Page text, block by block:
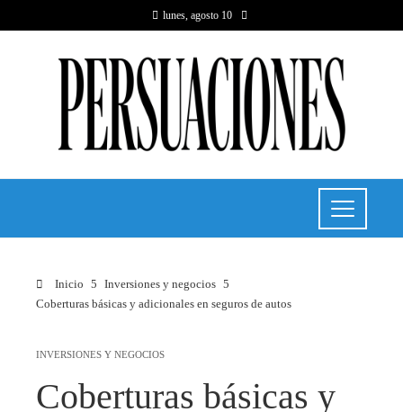
lunes, agosto 10
Inicio
Inversiones y negocios
Coberturas básicas y adicionales en seguros de autos
INVERSIONES Y NEGOCIOS
Coberturas básicas y